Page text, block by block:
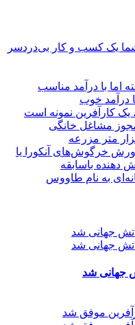
یک کسب و کار بی‌دردسر
اما با درآمد مناسب
درآمد خوب
مشاغل خانگی
متر مزرعه
خرگوش‌های آنکورا یا
دهنده باسابقه
به نام طاووس
جهانی شد